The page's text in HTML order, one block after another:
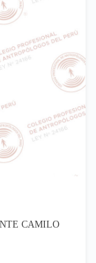
CAMILO